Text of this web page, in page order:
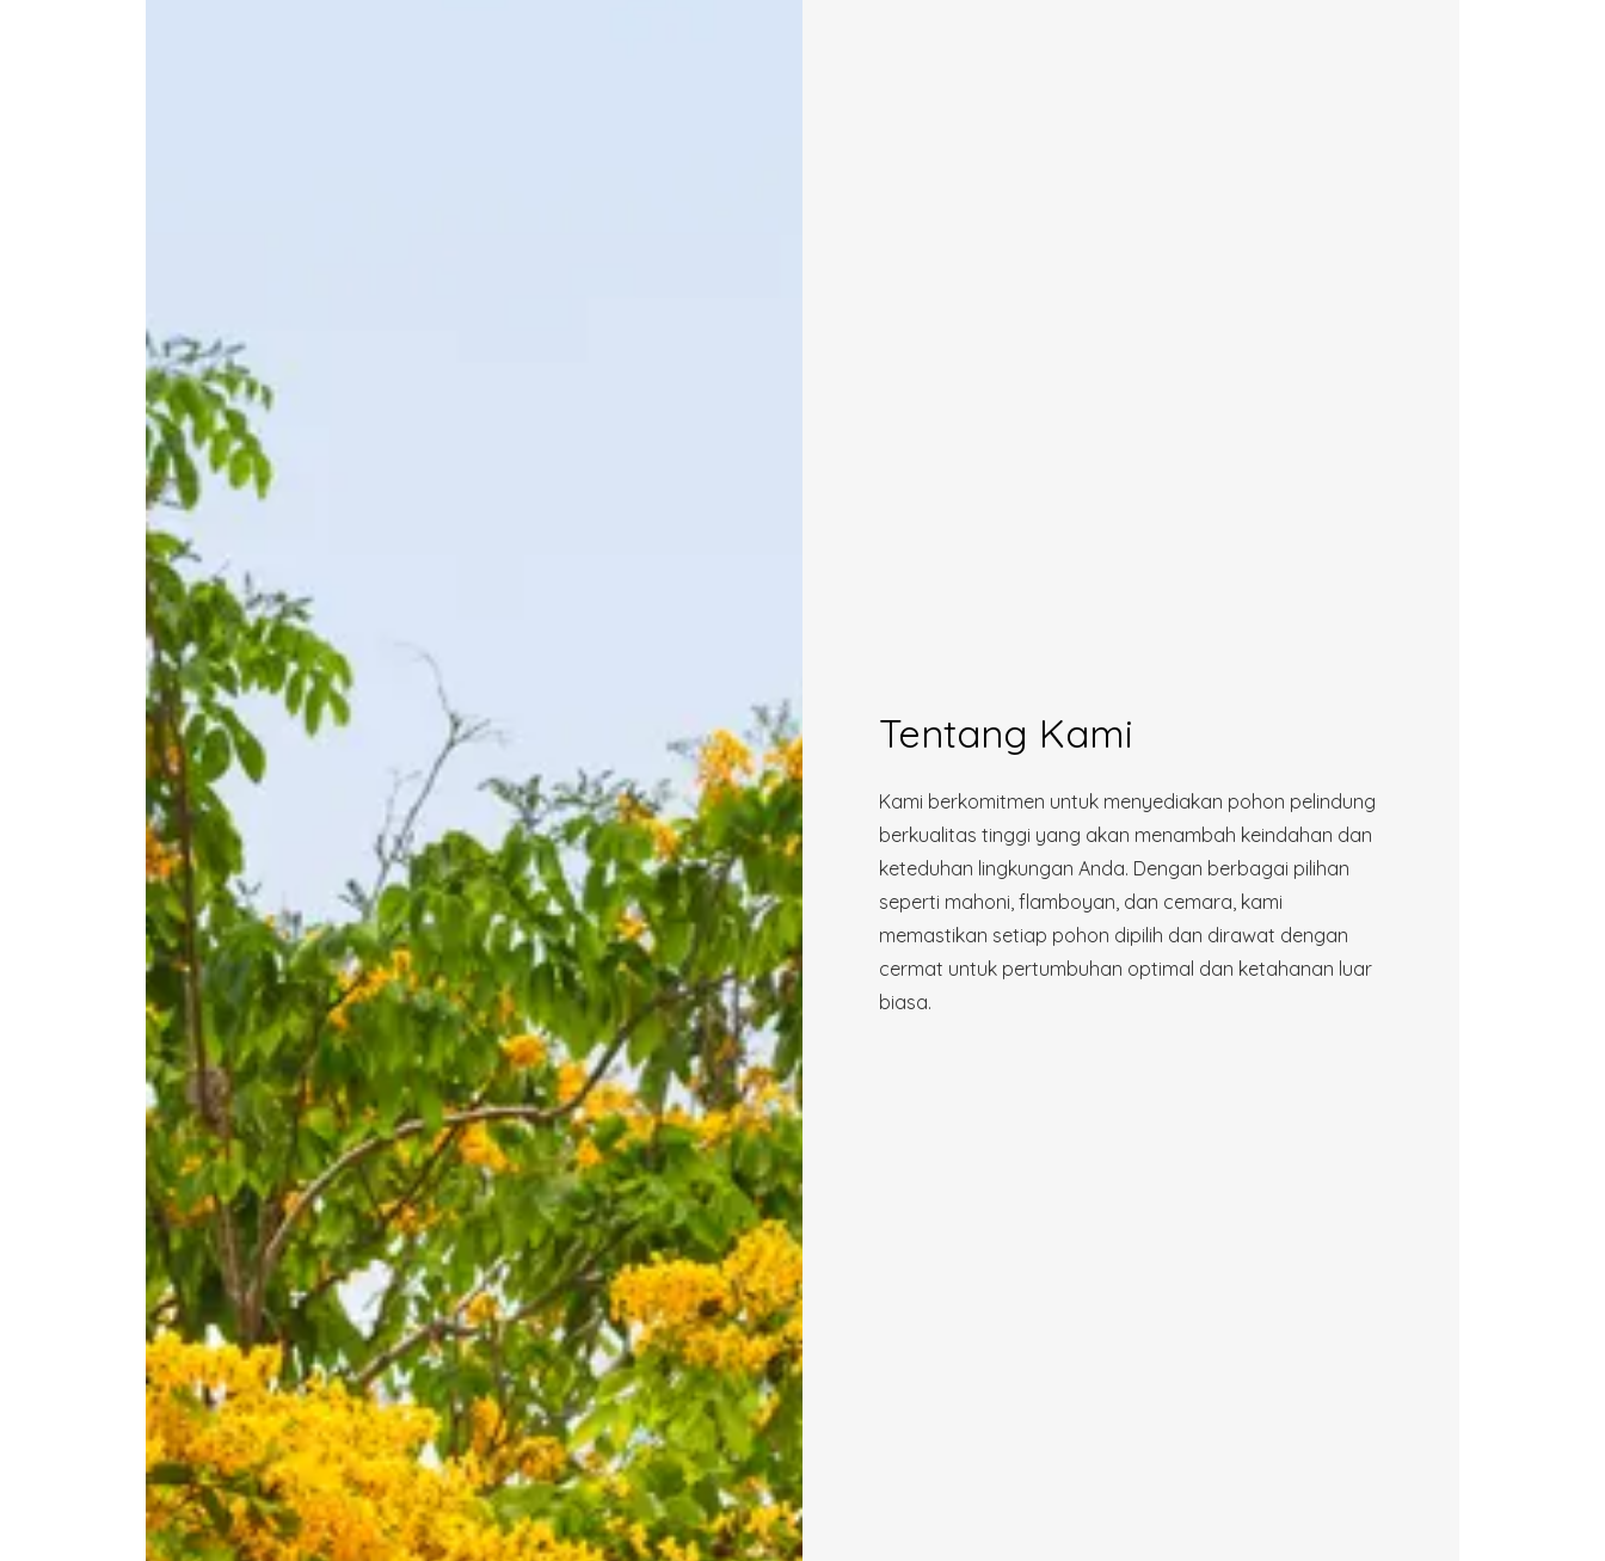
Tentang Kami
Kami berkomitmen untuk menyediakan pohon pelindung
berkualitas tinggi yang akan menambah keindahan dan
keteduhan lingkungan Anda. Dengan berbagai pilihan
seperti mahoni, flamboyan, dan cemara, kami
memastikan setiap pohon dipilih dan dirawat dengan
cermat untuk pertumbuhan optimal dan ketahanan luar
biasa.